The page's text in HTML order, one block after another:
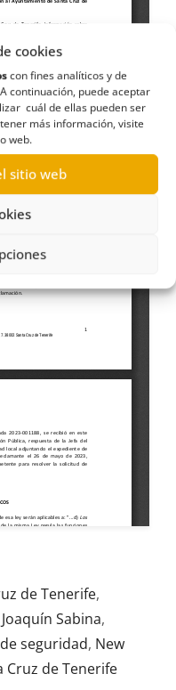
cookies
con fines analíticos y de
continuación, puede aceptar
cuál de ellas pueden ser
más información, visite
web.
sitio web
de Tenerife,
Sabina,
seguridad, New
Cruz de Tenerife